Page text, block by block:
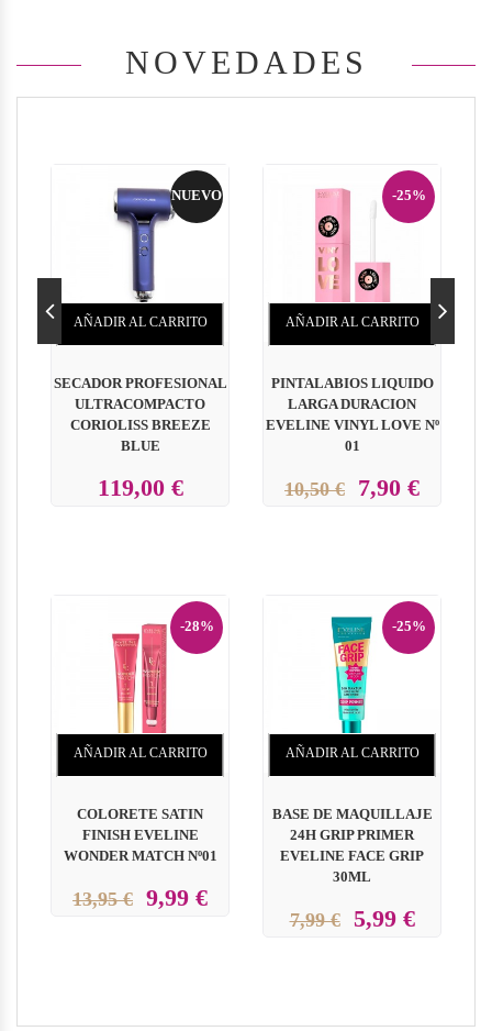
NOVEDADES
NUEVO
AÑADIR AL CARRITO
SECADOR PROFESIONAL
ULTRACOMPACTO
CORIOLISS BREEZE
BLUE
119,00 €
-28%
AÑADIR AL CARRITO
COLORETE SATIN
FINISH EVELINE
WONDER MATCH Nº01
13,95 € 9,99 €
-25%
AÑADIR AL CARRITO
PINTALABIOS LIQUIDO
LARGA DURACION
EVELINE VINYL LOVE Nº
01
10,50 € 7,90 €
-25%
AÑADIR AL CARRITO
BASE DE MAQUILLAJE
24H GRIP PRIMER
EVELINE FACE GRIP
30ML
7,99 € 5,99 €